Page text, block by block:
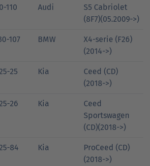
110 Audi
S5 Cabriolet
(8F7)(05.2009->)
107 BMW
X4-serie (F26)
(2014->)
25 Kia
Ceed (CD)
(2018->)
26 Kia
Ceed
Sportswagen
(CD)(2018->)
84 Kia
ProCeed (CD)
(2018->)